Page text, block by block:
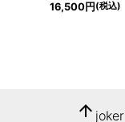
16,500円 (税込)
arrow_upward